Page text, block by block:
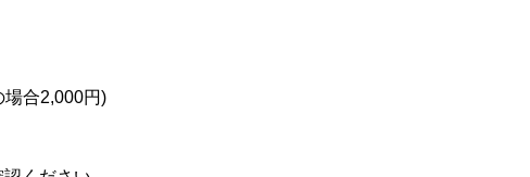
合2,000円)